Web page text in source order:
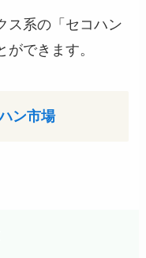
ス系の「セコハン
できます。
ン市場